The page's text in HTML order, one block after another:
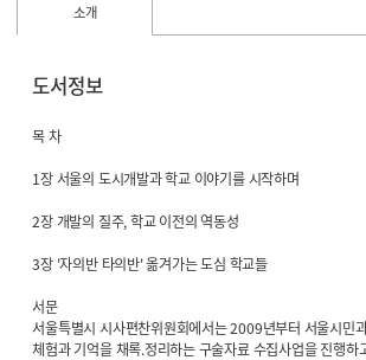
소개
도서정보
목 차
1장 서울의 도시개발과 학교 이야기를 시작하며
2장 개발의 질주, 학교 이전의 역동성
3장 '자의반 타의반' 옮겨가는 도심 학교들
서문
서울특별시 시사편찬위원회에서는 2009년부터 서울시민
체험과 기억을 채록.정리하는 구술자료 수집사업을 진행하